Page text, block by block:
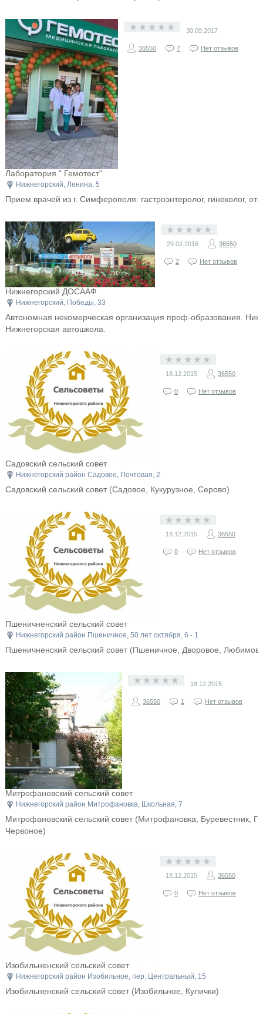
​Лаборатория " Гемотест"
Нижнегорский, Ленина, 5
Прием врачей из г. Симферополя: гастроэнтеролог, гинеколог,
30.09.2017
36550 7 Нет отзывов
Нижнегорский ДОСААФ
Нижнегорский, Победы, 33
Автономная некомерческая организация проф-образования.
Нижнегорская автошкола.
29.02.2016 36550
2 Нет отзывов
Садовский сельский совет
Нижнегорский район Садовое, Почтовая, 2
Садовский сельский совет (Садовое, Кукурузное, Серово)
18.12.2015 36550
0 Нет отзывов
Пшеничненский сельский совет
Нижнегорский район Пшеничное, 50 лет октября, 6 - 1
Пшеничненский сельский совет (Пшеничное, Дворовое,
18.12.2015 36550
0 Нет отзывов
Митрофановский сельский совет
Нижнегорский район Митрофановка, Школьная, 7
Митрофановский сельский совет (Митрофановка, Буревестник,
Червоное)
18.12.2015
36550 1 Нет отзывов
Изобильненский сельский совет
Нижнегорский район Изобильное, пер. Центральный, 15
Изобильненский сельский совет (Изобильное, Кулички)
18.12.2015 36550
0 Нет отзывов